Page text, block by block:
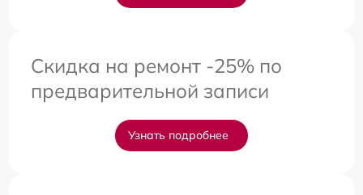
Скидка на ремонт -25% по
предварительной записи
Узнать подробнее